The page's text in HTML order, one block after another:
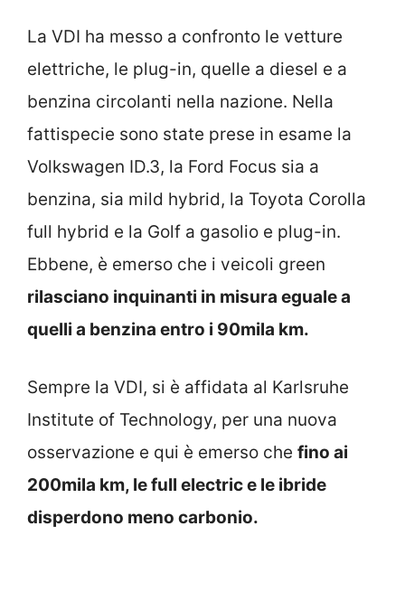
La VDI ha messo a confronto le vetture
elettriche, le plug-in, quelle a diesel e a
benzina circolanti nella nazione. Nella
fattispecie sono state prese in esame la
Volkswagen ID.3, la Ford Focus sia a
benzina, sia mild hybrid, la Toyota Corolla
full hybrid e la Golf a gasolio e plug-in.
Ebbene, è emerso che i veicoli green
rilasciano inquinanti in misura eguale a
quelli a benzina entro i 90mila km.
Sempre la VDI, si è affidata al Karlsruhe
Institute of Technology, per una nuova
osservazione e qui è emerso che fino ai
200mila km, le full electric e le ibride
disperdono meno carbonio.